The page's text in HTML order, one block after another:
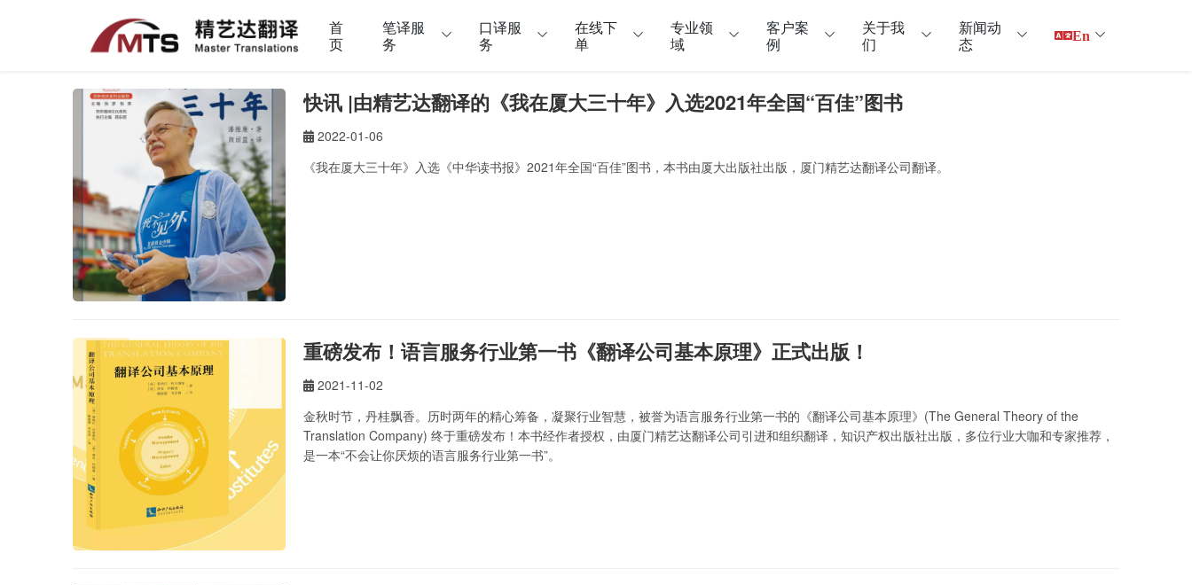
首
页
笔译服
务
口译服
务
在线下
单
专业领
域
客户案
例
关于我
们
新闻动
态
En
快讯 |由精艺达翻译的《我在厦大三十年》入选2021年全国“百佳”图书
2022-01-06
《我在厦大三十年》入选《中华读书报》2021年全国“百佳”图书，本书由厦大出版社出版，厦门精艺达翻译公司翻译。
重磅发布！语言服务行业第一书《翻译公司基本原理》正式出版！
2021-11-02
金秋时节，丹桂飘香。历时两年的精心筹备，凝聚行业智慧，被誉为语言服务行业第一书的《翻译公司基本原理》(The General Theory of the
Translation Company) 终于重磅发布！本书经作者授权，由厦门精艺达翻译公司引进和组织翻译，知识产权出版社出版，多位行业大咖和专家推荐，
是一本“不会让你厌烦的语言服务行业第一书”。